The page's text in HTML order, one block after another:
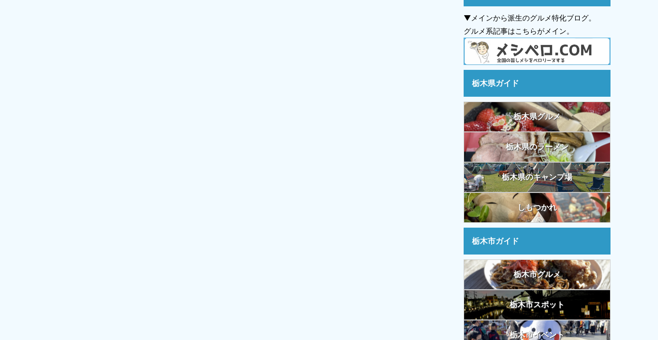
▼メインから派生のグルメ特化ブログ。
グルメ系記事はこちらがメイン。
栃木県ガイド
栃木県グルメ
栃木県のラーメン
栃木県のキャンプ場
しもつかれ
栃木市ガイド
栃木市グルメ
栃木市スポット
栃木市イベント